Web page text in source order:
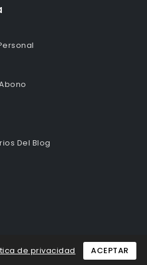
Del Blog
de privacidad ACEPTAR